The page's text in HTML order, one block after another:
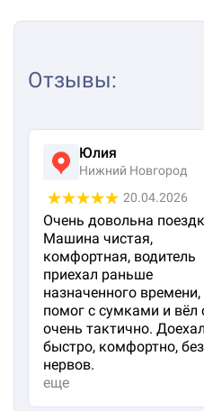
Отзывы:
Юлия
Нижний Новгород
20.04.2026
Очень довольна
Машина чистая,
комфортная, водитель
приехал раньше
назначенного времени,
помог с сумками и вёл
очень тактично.
быстро, комфортно, без
нервов.
еще